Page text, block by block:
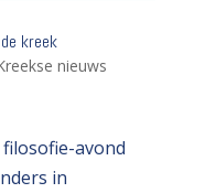
kreek
nieuws
avond
in